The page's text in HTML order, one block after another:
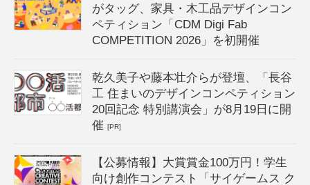
がタッグ、家具・木工品デザインコン
ペティション「CDM Digi Fab
COMPETITION 2026」を初開催
乾久美子や藤本壮介らが登壇、「長谷
工 住まいのデザインコンペティション
20回記念 特別講演会」が8月19日に開
催[PR]
【公募情報】大賞賞金100万円！学生
向け創作コンテスト「サイゲームス ク